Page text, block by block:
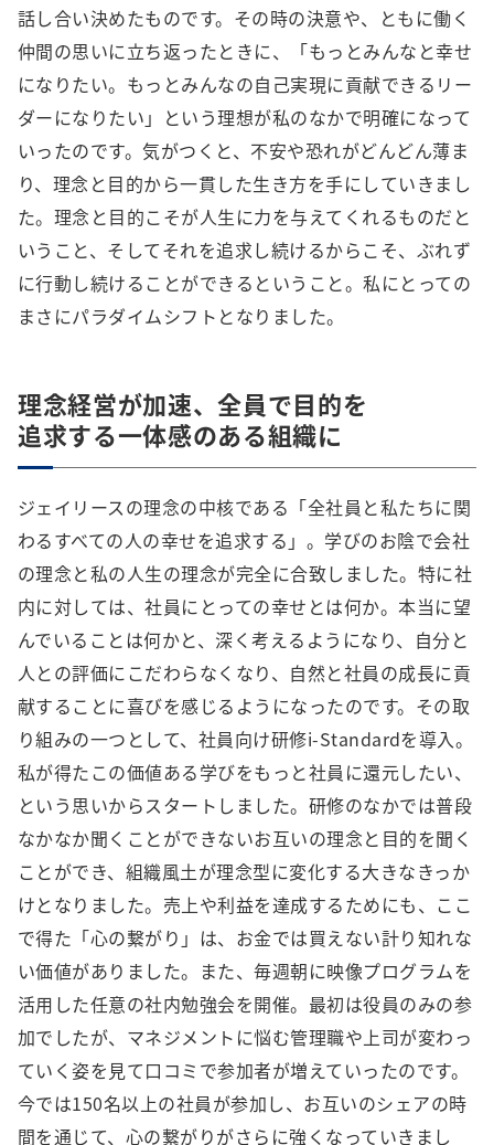
話し合い決めたものです。その時の決意や、ともに働く
仲間の思いに立ち返ったときに、「もっとみんなと幸せ
になりたい。もっとみんなの自己実現に貢献できるリー
ダーになりたい」という理想が私のなかで明確になって
いったのです。気がつくと、不安や恐れがどんどん薄ま
り、理念と目的から一貫した生き方を手にしていきまし
た。理念と目的こそが人生に力を与えてくれるものだと
いうこと、そしてそれを追求し続けるからこそ、ぶれず
に行動し続けることができるということ。私にとっての
まさにパラダイムシフトとなりました。
理念経営が加速、全員で目的を
追求する一体感のある組織に
ジェイリースの理念の中核である「全社員と私たちに関
わるすべての人の幸せを追求する」。学びのお陰で会社
の理念と私の人生の理念が完全に合致しました。特に社
内に対しては、社員にとっての幸せとは何か。本当に望
んでいることは何かと、深く考えるようになり、自分と
人との評価にこだわらなくなり、自然と社員の成長に貢
献することに喜びを感じるようになったのです。その取
り組みの一つとして、社員向け研修i-Standardを導入。
私が得たこの価値ある学びをもっと社員に還元したい、
という思いからスタートしました。研修のなかでは普段
なかなか聞くことができないお互いの理念と目的を聞く
ことができ、組織風土が理念型に変化する大きなきっか
けとなりました。売上や利益を達成するためにも、ここ
で得た「心の繋がり」は、お金では買えない計り知れな
い価値がありました。また、毎週朝に映像プログラムを
活用した任意の社内勉強会を開催。最初は役員のみの参
加でしたが、マネジメントに悩む管理職や上司が変わっ
ていく姿を見て口コミで参加者が増えていったのです。
今では150名以上の社員が参加し、お互いのシェアの時
間を通じて、心の繋がりがさらに強くなっていきまし